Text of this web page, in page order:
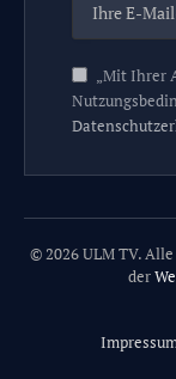
„Mit Ihrer
© 2026 ULM TV.
der